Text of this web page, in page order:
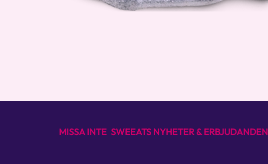
MISSA INTE SWEEATS NYHETER & ERBJUDANDEN